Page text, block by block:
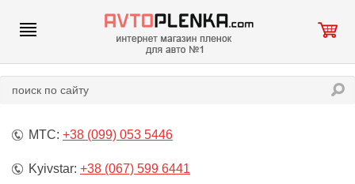
МТС: +38 (099) 053 5446
Kyivstar: +38 (067) 599 6441